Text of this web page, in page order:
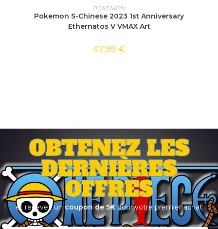
AJOUTER AU PANIER
POKEMON
Pokemon S-Chinese 2023 1st Anniversary
Ethernatos V VMAX Art
47,99 €
OBTENEZ LES
DERNIÈRES
OFFRES
et recevez un coupon de 5€ pour votre premier achat